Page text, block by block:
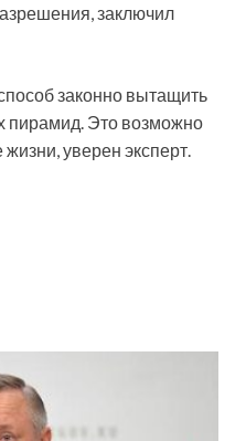
заключил
законно вытащить
пирамид. Это возможно
уверен эксперт.